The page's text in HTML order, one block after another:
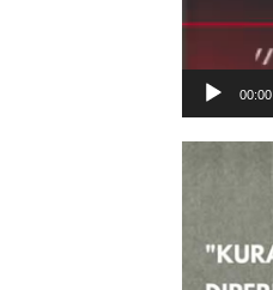
00:00